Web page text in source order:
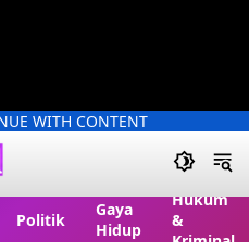
WITH CONTENT
Politik
Gaya
Hidup
Hukum
&
Kriminal